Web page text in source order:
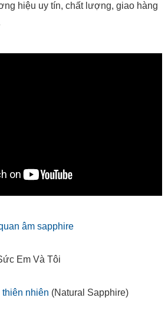
hiệu uy tín, chất lượng, giao hàng
âm sapphire
Em Và Tôi
thiên nhiên (Natural Sapphire)